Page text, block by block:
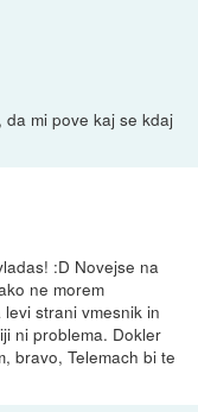
mi pove kaj se kdaj
:D Novejse na
ne morem
strani vmesnik in
ni problema. Dokler
bravo, Telemach bi te